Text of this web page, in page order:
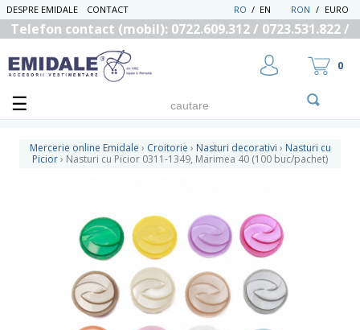
DESPRE EMIDALE CONTACT RON / EURO
EN
/
RO
Telefon contact (mobil): 0722.609.312 / 0723.531.822 /
0
Mercerie online Emidale › Croitorie › Nasturi decorativi › Nasturi cu
Picior› Nasturi cu Picior 0311-1349, Marimea 40 (100 buc/pachet)